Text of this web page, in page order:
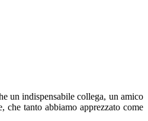
un indispensabile collega, un amico
che tanto abbiamo apprezzato come